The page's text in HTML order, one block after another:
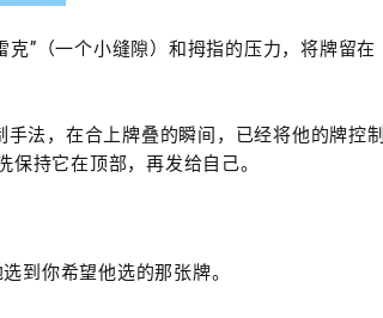
克”（一个小缝隙）和拇指的压力，将牌留在
法，在合上牌叠的瞬间，已经将他的牌控制
持它在顶部，再发给自己。
到你希望他选的那张牌。